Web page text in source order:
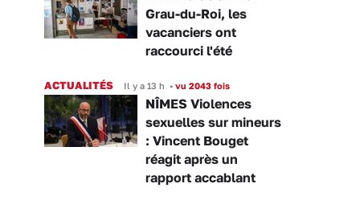
Grau-du-Roi, les
vacanciers ont
raccourci l'été
ACTUALITÉS Il y a 13 h • vu 2043 fois
NÎMES Violences
sexuelles sur mineurs
: Vincent Bouget
réagit après un
rapport accablant